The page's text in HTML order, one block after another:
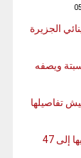
مينائي الجزيرة
ويصفه
تعيش تفاصيلها
موجة حر جديدة إلى غاية الخميس تصل الحرارة فيها إلى 47